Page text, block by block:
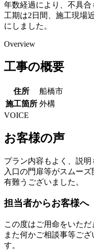
年数経過により、不具合
工期は2日間、施工現場
にしました。
Overview
工事の概要
住所
船橋市
施工箇所 外構
VOICE
お客様の声
プラン内容もよく、説明
入口の門扉等がスムー
有難うございました。
担当者からお客様へ
この度はご用命をいただ
また何かご相談事等ご
す。